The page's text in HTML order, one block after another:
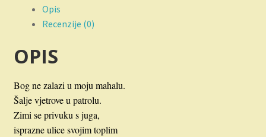
Opis
Recenzije (0)
OPIS
Bog ne zalazi u moju mahalu.
Šalje vjetrove u patrolu.
Zimi se privuku s juga,
isprazne ulice svojim toplim